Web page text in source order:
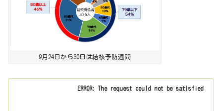
9月24日から30日は結核予防週間
ERROR: The request could not be satisfied